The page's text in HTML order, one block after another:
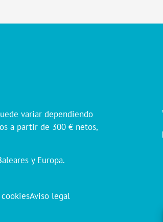
variar dependiendo
a partir de 300 € netos,
y Europa.
Aviso legal